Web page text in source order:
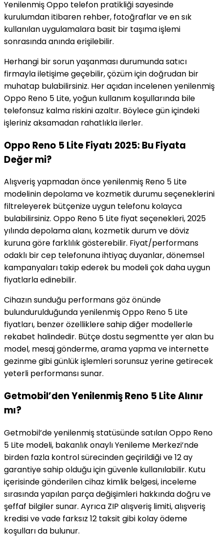
Yenilenmiş Oppo telefon pratikliği sayesinde
kurulumdan itibaren rehber, fotoğraflar ve en sık
kullanılan uygulamalara basit bir taşıma işlemi
sonrasında anında erişilebilir.
Herhangi bir sorun yaşanması durumunda satıcı
firmayla iletişime geçebilir, çözüm için doğrudan bir
muhatap bulabilirsiniz. Her açıdan incelenen yenilenmiş
Oppo Reno 5 Lite, yoğun kullanım koşullarında bile
telefonsuz kalma riskini azaltır. Böylece gün içindeki
işleriniz aksamadan rahatlıkla ilerler.
Oppo Reno 5 Lite Fiyatı 2025: Bu Fiyata
Değer mi?
Alışveriş yapmadan önce yenilenmiş Reno 5 Lite
modelinin depolama ve kozmetik durumu seçeneklerini
filtreleyerek bütçenize uygun telefonu kolayca
bulabilirsiniz. Oppo Reno 5 Lite fiyat seçenekleri, 2025
yılında depolama alanı, kozmetik durum ve döviz
kuruna göre farklılık gösterebilir. Fiyat/performans
odaklı bir cep telefonuna ihtiyaç duyanlar, dönemsel
kampanyaları takip ederek bu modeli çok daha uygun
fiyatlarla edinebilir.
Cihazın sunduğu performans göz önünde
bulundurulduğunda yenilenmiş Oppo Reno 5 Lite
fiyatları, benzer özelliklere sahip diğer modellerle
rekabet halindedir. Bütçe dostu segmentte yer alan bu
model, mesaj gönderme, arama yapma ve internette
gezinme gibi günlük işlemleri sorunsuz yerine getirecek
yeterli performansı sunar.
Getmobil’den Yenilenmiş Reno 5 Lite Alınır
mı?
Getmobil’de yenilenmiş statüsünde satılan Oppo Reno
5 Lite modeli, bakanlık onaylı Yenileme Merkezi’nde
birden fazla kontrol sürecinden geçirildiği ve 12 ay
garantiye sahip olduğu için güvenle kullanılabilir. Kutu
içerisinde gönderilen cihaz kimlik belgesi, inceleme
sırasında yapılan parça değişimleri hakkında doğru ve
şeffaf bilgiler sunar. Ayrıca ZIP alışveriş limiti, alışveriş
kredisi ve vade farksız 12 taksit gibi kolay ödeme
koşulları da bulunur.